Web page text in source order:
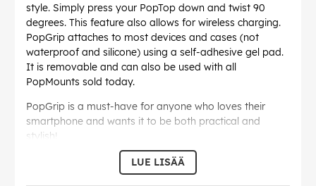
style. Simply press your PopTop down and twist 90
degrees. This feature also allows for wireless charging.
PopGrip attaches to most devices and cases (not
waterproof and silicone) using a self-adhesive gel pad.
It is removable and can also be used with all
PopMounts sold today.
PopGrip is a must-have for anyone who loves their
smartphone and wants it to be both practical and
stylish!
LUE LISÄÄ